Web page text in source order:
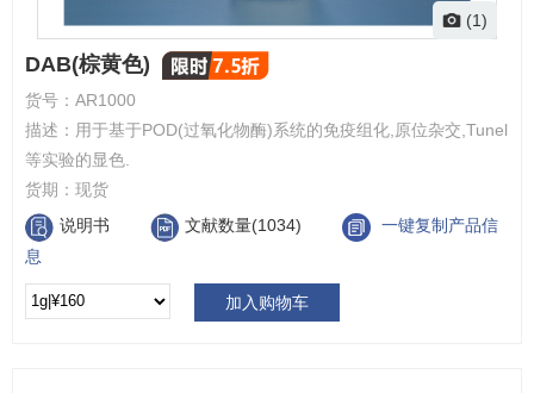
(1)
DAB(棕黄色)
货号： AR1000
描述： 用于基于POD(过氧化物酶)系统的免疫组化,原位杂交,Tunel
等实验的显色.
货期： 现货
说明书
文献数量(1034)
一键复制产品信
息
加入购物车